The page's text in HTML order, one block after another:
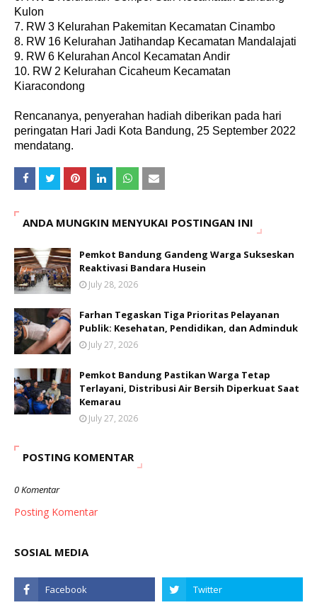
Kulon
7. RW 3 Kelurahan Pakemitan Kecamatan Cinambo
8. RW 16 Kelurahan Jatihandap Kecamatan Mandalajati
9. RW 6 Kelurahan Ancol Kecamatan Andir
10. RW 2 Kelurahan Cicaheum Kecamatan
Kiaracondong
Rencananya, penyerahan hadiah diberikan pada hari
peringatan Hari Jadi Kota Bandung, 25 September 2022
mendatang.
ANDA MUNGKIN MENYUKAI POSTINGAN INI
Pemkot Bandung Gandeng Warga Sukseskan
Reaktivasi Bandara Husein
July 28, 2026
Farhan Tegaskan Tiga Prioritas Pelayanan
Publik: Kesehatan, Pendidikan, dan Adminduk
July 27, 2026
Pemkot Bandung Pastikan Warga Tetap
Terlayani, Distribusi Air Bersih Diperkuat Saat
Kemarau
July 27, 2026
POSTING KOMENTAR
0 Komentar
Posting Komentar
SOSIAL MEDIA